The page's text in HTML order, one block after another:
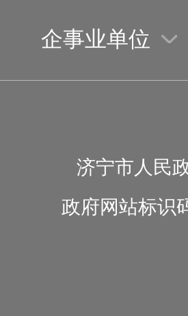
企事业单位
济宁市人民
政府网站标识